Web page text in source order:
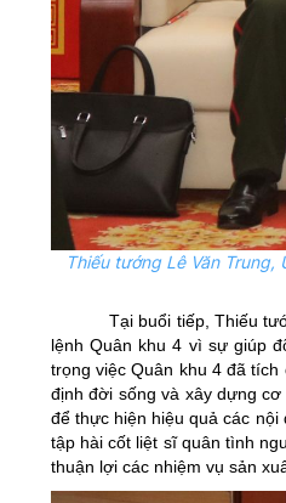
Thiếu tướng Lê Văn
Tại buổi tiếp, Thiếu
lệnh Quân khu 4 vì sự giúp
trọng việc Quân khu 4 đã
định đời sống và xây dựng
để thực hiện hiệu quả các
tập hài cốt liệt sĩ quân tình
thuận lợi các nhiệm vụ sản